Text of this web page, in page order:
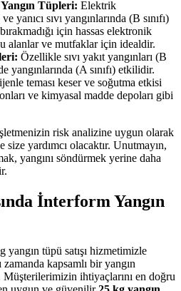
Tüpleri: Elektrik
yanıcı sıvı yangınlarında (B sınıfı)
için hassas elektronik
alanlar ve mutfaklar için idealdir.
Özellikle sıvı yakıt yangınları (B
yangınlarında (A sınıfı) etkilidir.
teması keser ve soğutma etkisi
ve kimyasal madde depoları gibi
risk analizine uygun olarak
yardımcı olacaktır. Unutmayın,
yangını söndürmek yerine daha
İnterform Yangın
tüpü satışı hizmetimizle
kapsamlı bir yangın
ihtiyaçlarını en doğru